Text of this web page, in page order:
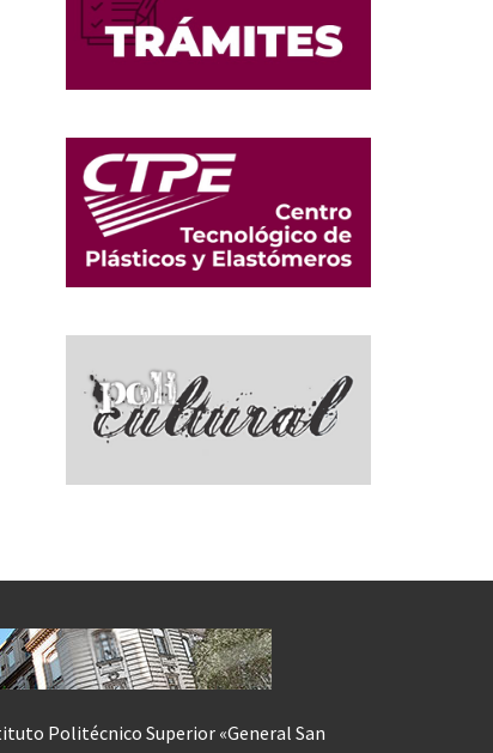
Politécnico Superior «General San